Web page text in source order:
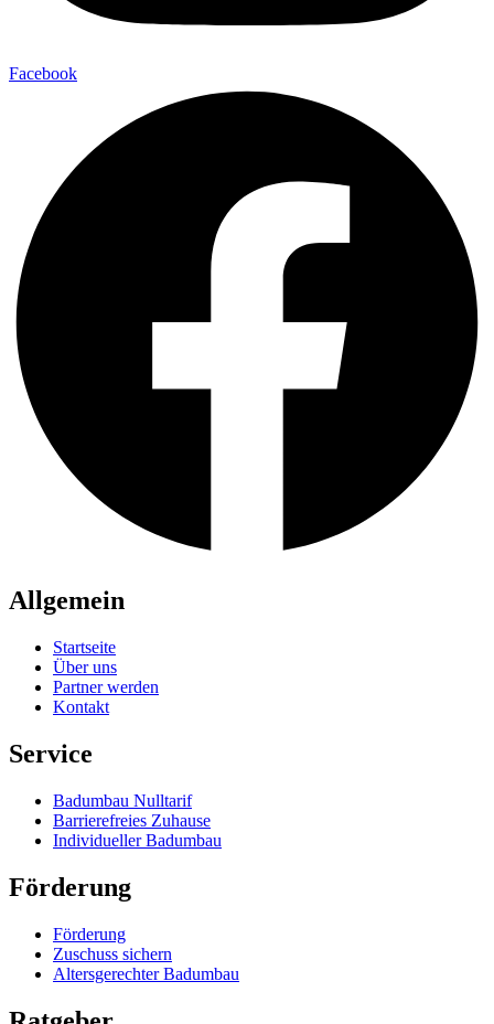
Facebook
Allgemein
Startseite
Über uns
Partner werden
Kontakt
Service
Badumbau Nulltarif
Barrierefreies Zuhause
Individueller Badumbau
Förderung
Förderung
Zuschuss sichern
Altersgerechter Badumbau